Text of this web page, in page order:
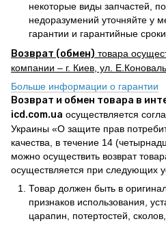
некоторые виды запчастей,
недоразумений уточняйте у
гарантии и гарантийные
Возврат (обмен) товара
компании – г. Киев, ул.
Больше информации о гарантии
Возврат и обмен товара в
icd.com.ua осуществляется
Украины «О защите прав
качества, в течение 14
можно осуществить возврат
осуществляется при следующих
Товар должен быть в
признаков использования,
царапин, потертостей, сколов,